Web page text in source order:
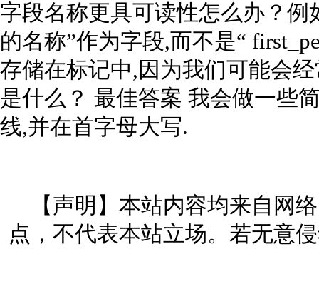
字段名称更具可读性怎么办？例
的名称”作为字段,而不是“
存储在标记中,因为我们可能会
是什么？ 最佳答案 我会做一些
线,并在首字母大写.
【声明】本站内容均来自网
点，不代表本站立场。若无意